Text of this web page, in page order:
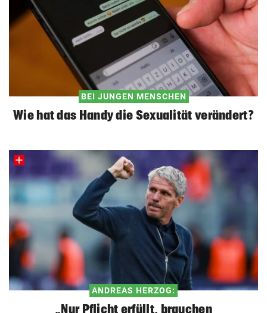
BEI JUNGEN MENSCHEN
Wie hat das Handy die Sexualität verändert?
ANDREAS HERZOG:
„Nur Pflicht erfüllt, brauchen